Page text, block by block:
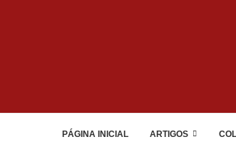
PÁGINA INICIAL ARTIGOS